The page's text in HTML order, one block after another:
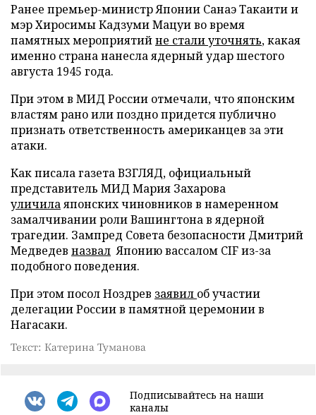
Ранее премьер-министр Японии Санаэ Такаити и
мэр Хиросимы Кадзуми Мацуи во время
памятных мероприятийне стали уточнять, какая
именно страна нанесла ядерный удар шестого
августа 1945 года.
При этом в МИД России отмечали, что японским
властям рано или поздно придется публично
признать ответственность американцев за эти
атаки.
Как писала газета ВЗГЛЯД, официальный
представитель МИД Мария Захарова
уличилаяпонских чиновников в намеренном
замалчивании роли Вашингтона в ядерной
трагедии. Зампред Совета безопасности Дмитрий
Медведев назвал Японию вассалом CIF из-за
подобного поведения.
При этом посол Ноздрев заявил об участии
делегации России в памятной церемонии в
Нагасаки.
Текст: Катерина Туманова
Подписывайтесь на наши
каналы